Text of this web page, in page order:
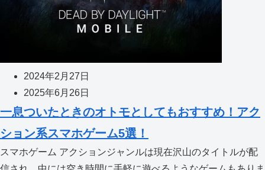
2024年2月27日
2025年6月26日
一息ついたときのオトモとしてもおすすめ！アク
ション系スマホゲーム5選！
スマホゲーム アクションジャンルは現在沢山のタイトルが配